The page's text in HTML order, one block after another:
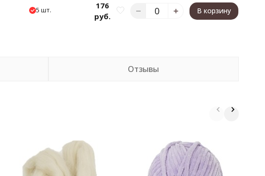
5 шт.
176
руб.
В корзину
Отзывы